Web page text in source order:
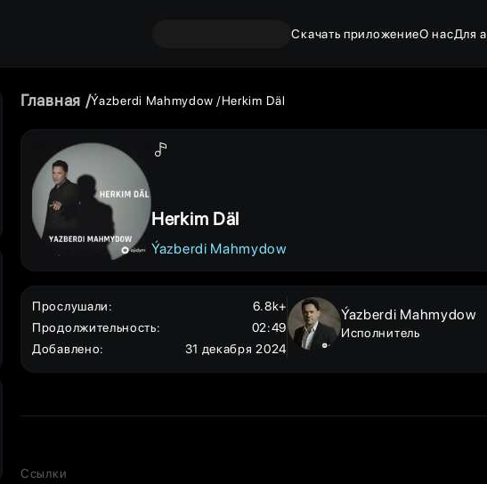
Скачать приложениеО насДля
Главная Ýazberdi Mahmydow Herkim Däl
Herkim Däl
Ýazberdi Mahmydow
Прослушали:
6.8k+
Продолжительность:
02:49
Добавлено: 31 декабря 2024
Ýazberdi Mahmydow
Исполнитель
Ссылки